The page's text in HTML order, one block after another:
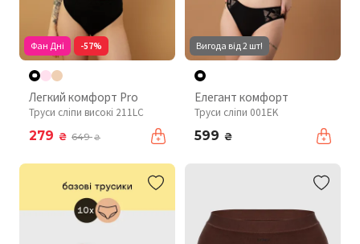
Фан Дні -57%
Легкий комфорт Pro
Труси сліпи високі 211LC
279 ₴ 649₴
Вигода від 2 шт!
Елегант комфорт
Труси сліпи 001EK
599 ₴